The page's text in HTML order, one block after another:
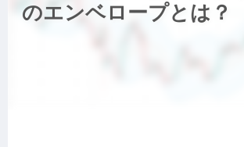
のエンベロープとは？